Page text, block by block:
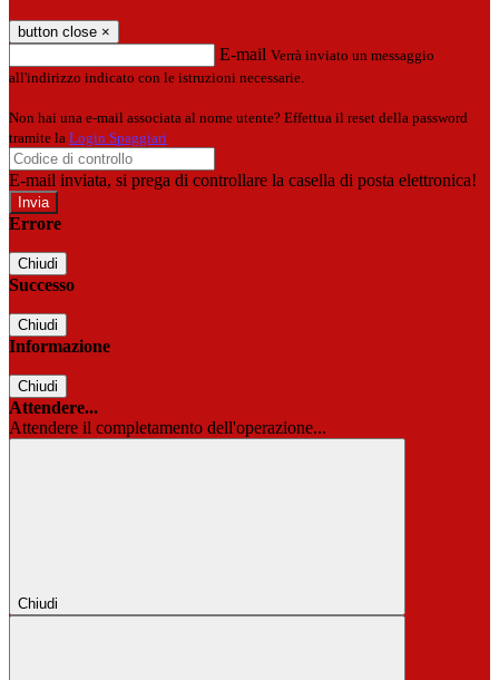
button close ×
E-mail Verrà inviato un messaggio
all'indirizzo indicato con le istruzioni necessarie.
Non hai una e-mail associata al nome utente? Effettua il reset della password
tramite la Login Spaggiari
E-mail inviata, si prega di controllare la casella di posta elettronica!
Errore
Chiudi
Successo
Chiudi
Informazione
Chiudi
Attendere...
Attendere il completamento dell'operazione...
Chiudi